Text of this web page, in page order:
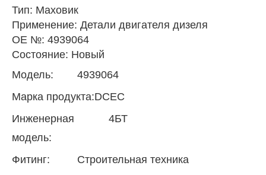
Тип: Маховик
Применение: Детали двигателя дизеля
OE №: 4939064
Состояние: Новый
Модель:
4939064
Марка продукта:DCEC
Инженерная
модель:
4БТ
Фитинг:
Строительная техника